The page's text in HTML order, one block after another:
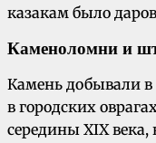
казакам было
Каменоломни и
Камень добывали
в городских
середины XIX века,